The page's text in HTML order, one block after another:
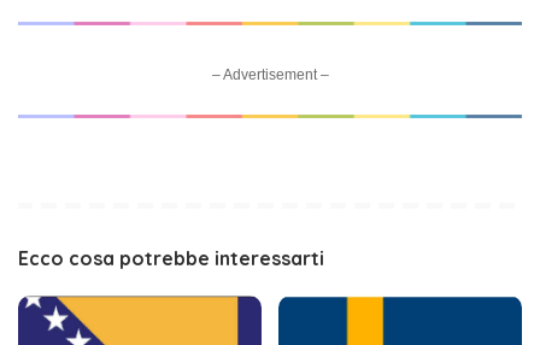
– Advertisement –
Ecco cosa potrebbe interessarti